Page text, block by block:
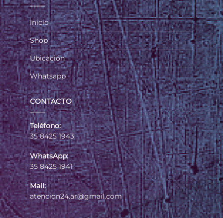
Inicio
Shop
Ubicación
Whatsapp
CONTACTO
Teléfono:
35 8425 1943
WhatsApp:
35 8425 1941
Mail:
atencion24.ar@gmail.com